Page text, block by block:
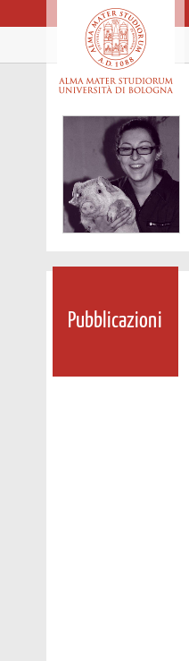
Pubblicazioni